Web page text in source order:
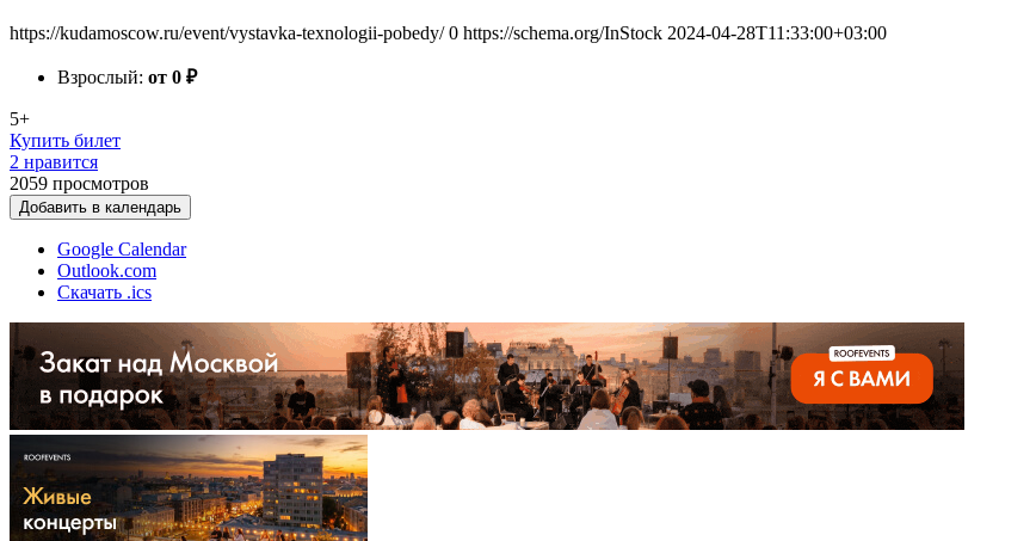
https://kudamoscow.ru/event/vystavka-texnologii-pobedy/ 0 https://schema.org/InStock 2024-04-28T11:33:00+03:00
Взрослый: от 0 ₽
5+
Купить билет
2 нравится
2059 просмотров
Добавить в календарь
Google Calendar
Outlook.com
Скачать .ics